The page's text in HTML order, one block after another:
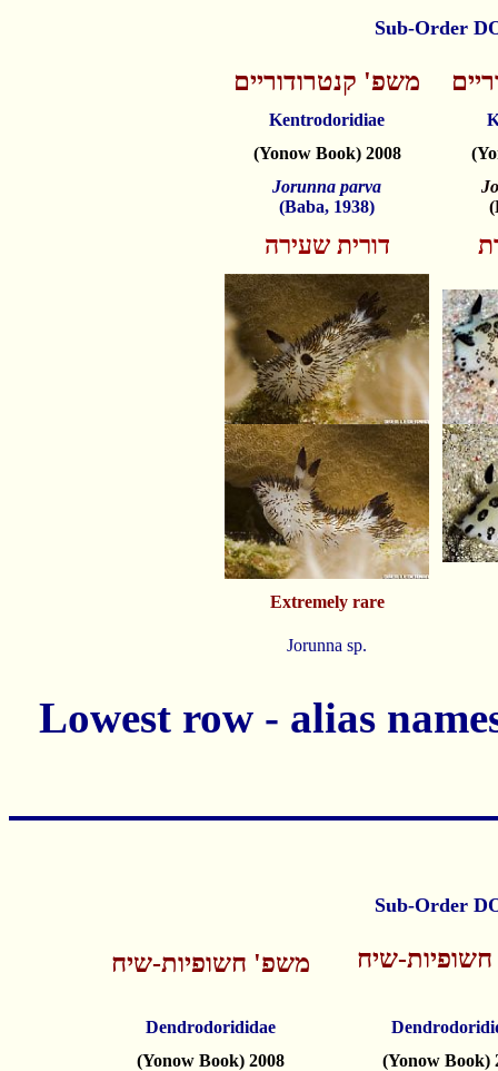
משפ' קנטרודוריים
Kentrodoridiae
(Yonow Book) 2008
Jorunna parva
(Baba, 1938)
דורית שעירה
Extremely rare
Jorunna sp.
משפ' חשופיות-שיח שיח
Dendrodorididae
(Yonow Book) 2008
(Yonow Book)